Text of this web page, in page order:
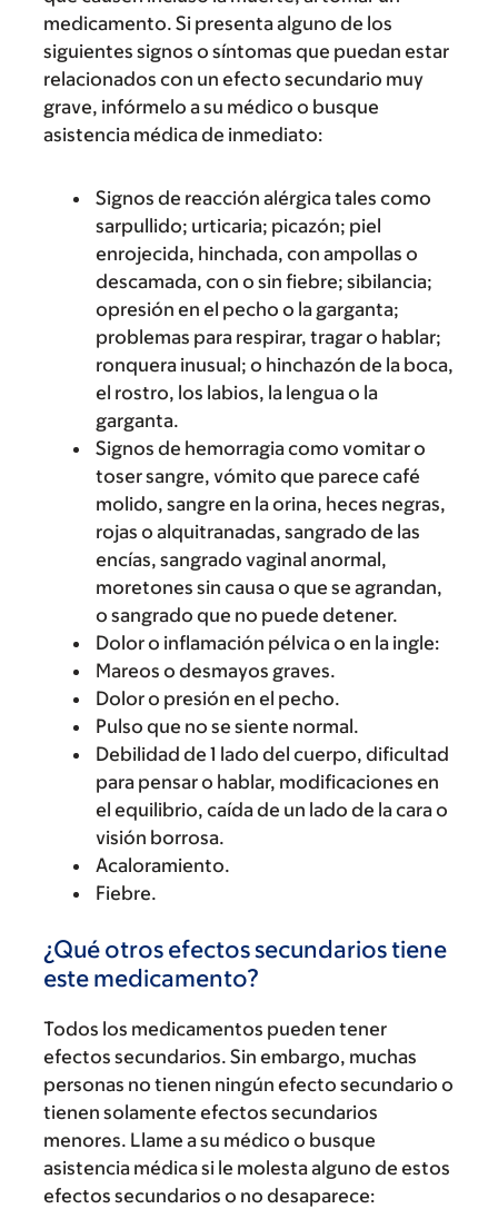
medicamento. Si presenta alguno de los
siguientes signos o síntomas que puedan estar
relacionados con un efecto secundario muy
grave, infórmelo a su médico o busque
asistencia médica de inmediato:
Signos de reacción alérgica tales como
sarpullido; urticaria; picazón; piel
enrojecida, hinchada, con ampollas o
descamada, con o sin fiebre; sibilancia;
opresión en el pecho o la garganta;
problemas para respirar, tragar o hablar;
ronquera inusual; o hinchazón de la boca,
el rostro, los labios, la lengua o la
garganta.
Signos de hemorragia como vomitar o
toser sangre, vómito que parece café
molido, sangre en la orina, heces negras,
rojas o alquitranadas, sangrado de las
encías, sangrado vaginal anormal,
moretones sin causa o que se agrandan,
o sangrado que no puede detener.
Dolor o inflamación pélvica o en la ingle:
Mareos o desmayos graves.
Dolor o presión en el pecho.
Pulso que no se siente normal.
Debilidad de 1 lado del cuerpo, dificultad
para pensar o hablar, modificaciones en
el equilibrio, caída de un lado de la cara o
visión borrosa.
Acaloramiento.
Fiebre.
¿Qué otros efectos secundarios tiene
este medicamento?
Todos los medicamentos pueden tener
efectos secundarios. Sin embargo, muchas
personas no tienen ningún efecto secundario o
tienen solamente efectos secundarios
menores. Llame a su médico o busque
asistencia médica si le molesta alguno de estos
efectos secundarios o no desaparece: